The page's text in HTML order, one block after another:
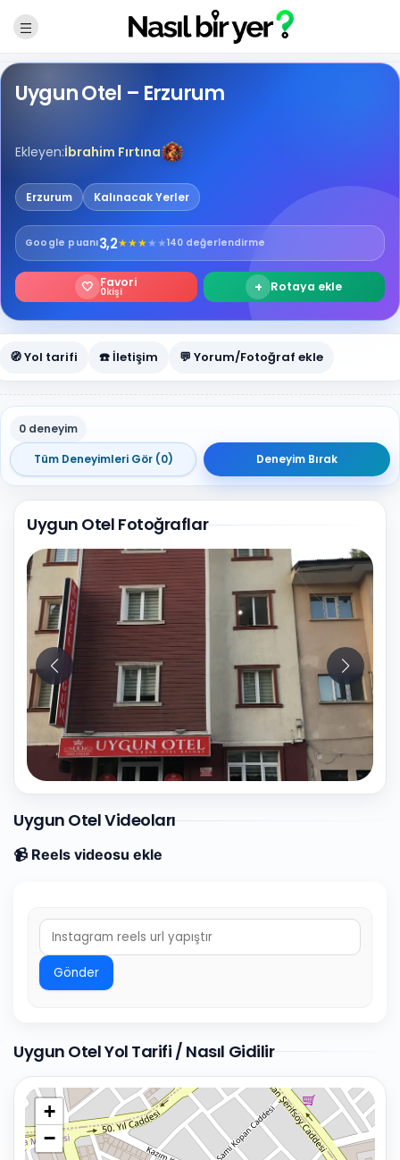
Uygun Otel – Erzurum
Ekleyen:İbrahim Fırtına
Erzurum Kalınacak Yerler
Google puanı3,2★★★★★140 değerlendirme
🤍 Favori
0kişi + Rotaya ekle
🧭 Yol tarifi ☎️ İletişim 💬 Yorum/Fotoğraf ekle
0 deneyim
Tüm Deneyimleri Gör (0)
Deneyim Bırak
Uygun Otel Fotoğraflar
4Fotoğraf
Uygun Otel Videoları
📹 Reels videosu ekle
Gönder
Uygun Otel Yol Tarifi / Nasıl Gidilir
+
−